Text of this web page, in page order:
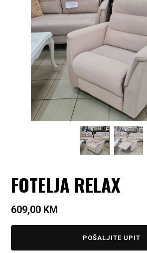
FOTELJA RELAX
609,00 KM
POŠALJITE UPIT